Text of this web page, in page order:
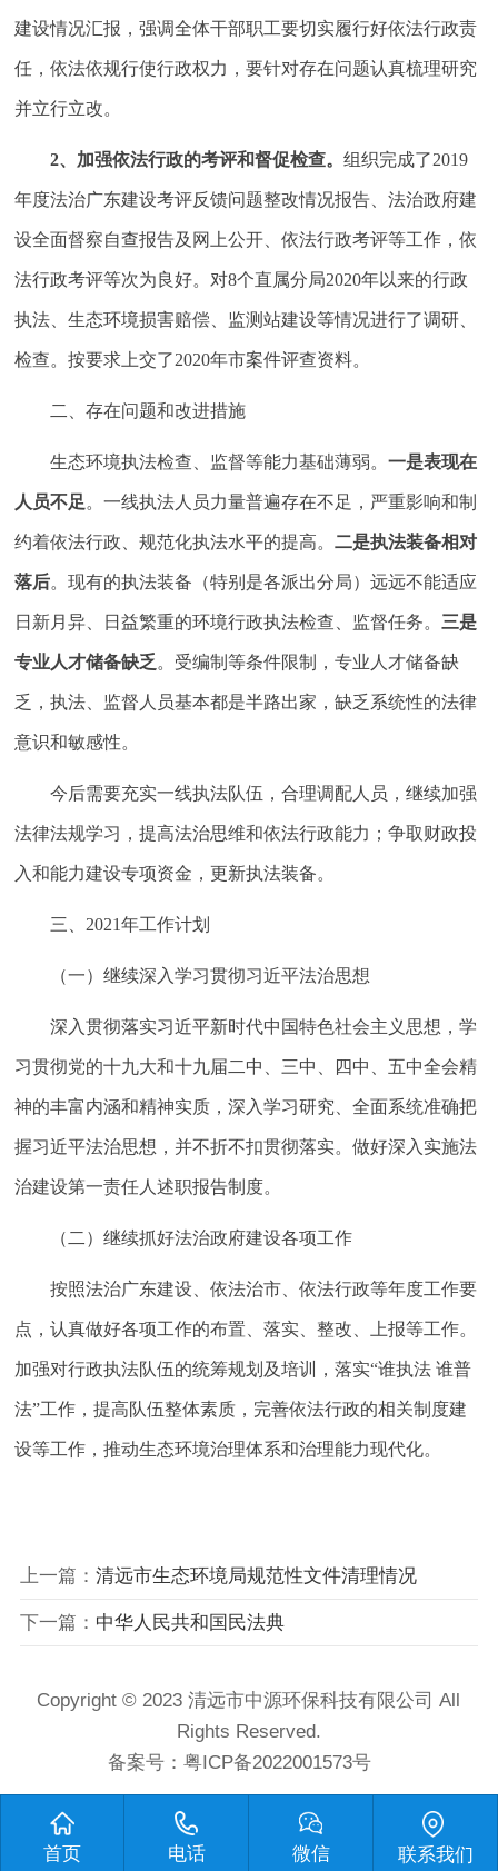
建设情况汇报，强调全体干部职工要切实履行好依法行政责
任，依法依规行使行政权力，要针对存在问题认真梳理研究
并立行立改。
2、加强依法行政的考评和督促检查。组织完成了2019
年度法治广东建设考评反馈问题整改情况报告、法治政府建
设全面督察自查报告及网上公开、依法行政考评等工作，依
法行政考评等次为良好。对8个直属分局2020年以来的行政
执法、生态环境损害赔偿、监测站建设等情况进行了调研、
检查。按要求上交了2020年市案件评查资料。
二、存在问题和改进措施
生态环境执法检查、监督等能力基础薄弱。一是表现在
人员不足。一线执法人员力量普遍存在不足，严重影响和制
约着依法行政、规范化执法水平的提高。二是执法装备相对
落后。现有的执法装备（特别是各派出分局）远远不能适应
日新月异、日益繁重的环境行政执法检查、监督任务。三是
专业人才储备缺乏。受编制等条件限制，专业人才储备缺
乏，执法、监督人员基本都是半路出家，缺乏系统性的法律
意识和敏感性。
今后需要充实一线执法队伍，合理调配人员，继续加强
法律法规学习，提高法治思维和依法行政能力；争取财政投
入和能力建设专项资金，更新执法装备。
三、2021年工作计划
（一）继续深入学习贯彻习近平法治思想
深入贯彻落实习近平新时代中国特色社会主义思想，学
习贯彻党的十九大和十九届二中、三中、四中、五中全会精
神的丰富内涵和精神实质，深入学习研究、全面系统准确把
握习近平法治思想，并不折不扣贯彻落实。做好深入实施法
治建设第一责任人述职报告制度。
（二）继续抓好法治政府建设各项工作
按照法治广东建设、依法治市、依法行政等年度工作要
点，认真做好各项工作的布置、落实、整改、上报等工作。
加强对行政执法队伍的统筹规划及培训，落实“谁执法 谁普
法”工作，提高队伍整体素质，完善依法行政的相关制度建
设等工作，推动生态环境治理体系和治理能力现代化。
上一篇： 清远市生态环境局规范性文件清理情况
下一篇： 中华人民共和国民法典
Copyright © 2023 清远市中源环保科技有限公司 All
Rights Reserved.
备案号： 粤ICP备2022001573号
首页 电话 微信 联系我们